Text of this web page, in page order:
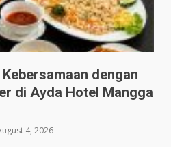
dengan
di Ayda Hotel Mangga
4, 2026